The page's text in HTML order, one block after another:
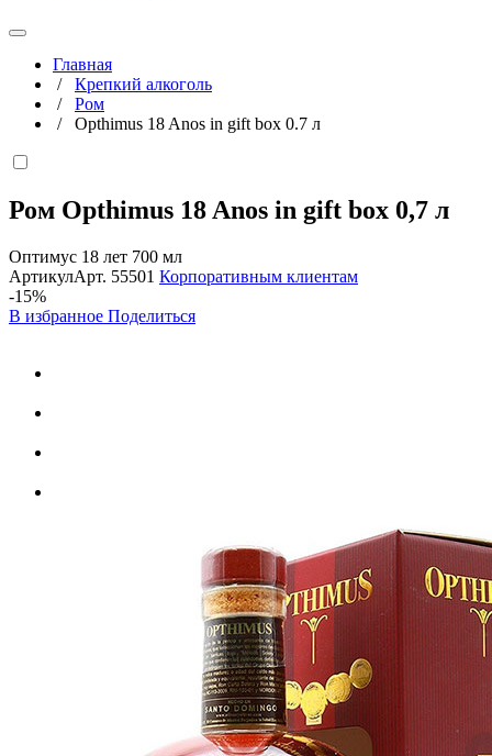
Главная
/ Крепкий алкоголь
/ Ром
/ Opthimus 18 Anos in gift box 0.7 л
Ром Opthimus 18 Anos in gift box 0,7 л
Оптимус 18 лет 700 мл
АртикулАрт. 55501 Корпоративным клиентам
-15%
В избранное Поделиться